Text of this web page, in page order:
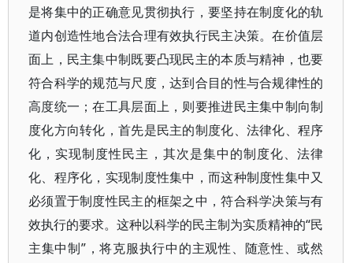
是将集中的正确意见贯彻执行，要坚持在制度化的轨
道内创造性地合法合理有效执行民主决策。在价值层
面上，民主集中制既要凸现民主的本质与精神，也要
符合科学的规范与尺度，达到合目的性与合规律性的
高度统一；在工具层面上，则要推进民主集中制向制
度化方向转化，首先是民主的制度化、法律化、程序
化，实现制度性民主，其次是集中的制度化、法律
化、程序化，实现制度性集中，而这种制度性集中又
必须置于制度性民主的框架之中，符合科学决策与有
效执行的要求。这种以科学的民主制为实质精神的“民
主集中制”，将克服执行中的主观性、随意性、或然